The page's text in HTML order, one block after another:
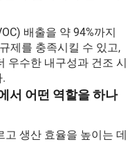
배출을 약 94%까지
제를 충족시킬 수 있고,
우수한 내구성과 건조 시
서 어떤 역할을 하나
생산 효율을 높이는 데